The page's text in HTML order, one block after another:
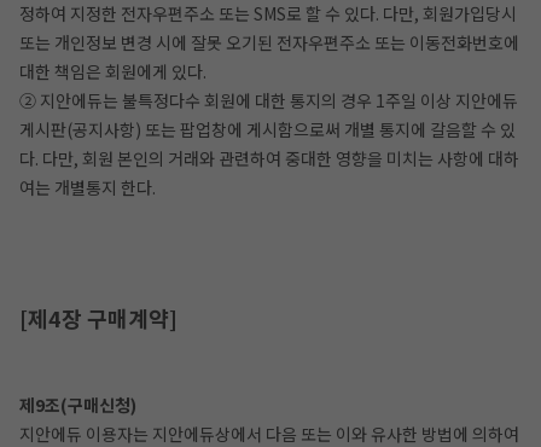
정하여 지정한 전자우편주소 또는 SMS로 할 수 있다. 다만, 회원가입당시
또는 개인정보 변경 시에 잘못 오기된 전자우편주소 또는 이동전화번호에
대한 책임은 회원에게 있다.
② 지안에듀는 불특정다수 회원에 대한 통지의 경우 1주일 이상 지안에듀
게시판(공지사항) 또는 팝업창에 게시함으로써 개별 통지에 갈음할 수 있
다. 다만, 회원 본인의 거래와 관련하여 중대한 영향을 미치는 사항에 대하
여는 개별통지 한다.
[제4장 구매계약]
제9조(구매신청)
지안에듀 이용자는 지안에듀상에서 다음 또는 이와 유사한 방법에 의하여